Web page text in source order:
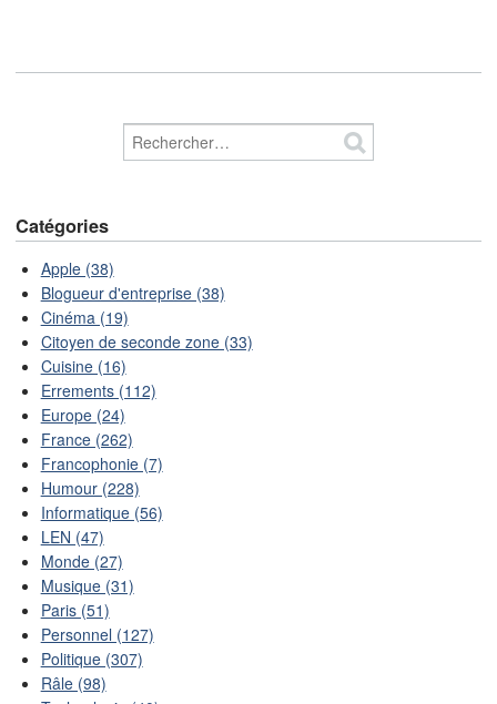
Catégories
Apple (38)
Blogueur d'entreprise (38)
Cinéma (19)
Citoyen de seconde zone (33)
Cuisine (16)
Errements (112)
Europe (24)
France (262)
Francophonie (7)
Humour (228)
Informatique (56)
LEN (47)
Monde (27)
Musique (31)
Paris (51)
Personnel (127)
Politique (307)
Râle (98)